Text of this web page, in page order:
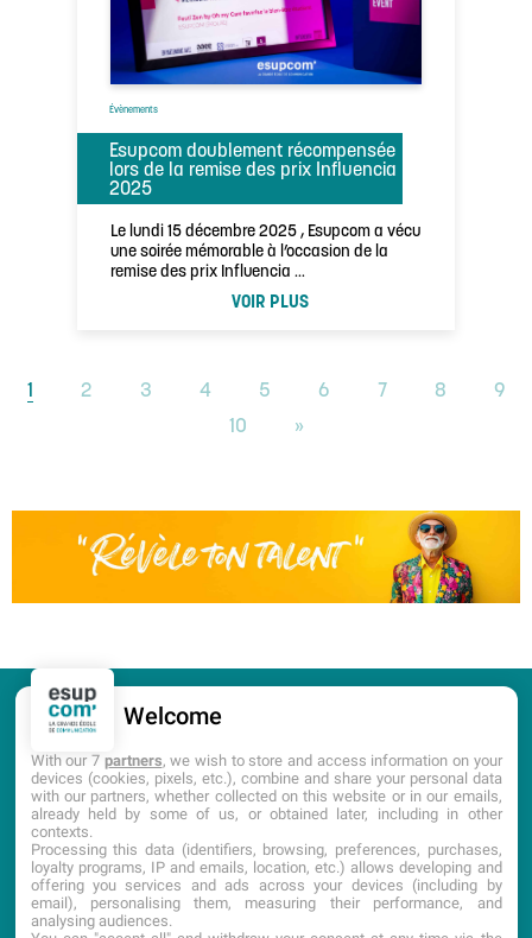
Évènements
Esupcom doublement récompensée
lors de la remise des prix Influencia
2025
Le lundi 15 décembre 2025 , Esupcom a vécu
une soirée mémorable à l’occasion de la
remise des prix Influencia …
VOIR PLUS
1 2 3 4 5 6 7 8
9
10
»
CANDIDATURE PORTES OUVERTES
DOCUMENTATION
Welcome
With our 7 partners, we wish to store and access information on your
devices (cookies, pixels, etc.), combine and share your personal data
with our partners, whether collected on this website or in our emails,
already held by some of us, or obtained later, including in other
contexts.
Processing this data (identifiers, browsing, preferences, purchases,
loyalty programs, IP and emails, location, etc.) allows developing and
offering you services and ads across your devices (including by
email), personalising them, measuring their performance, and
analysing audiences.